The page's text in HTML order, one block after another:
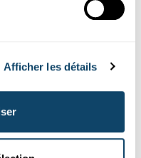
Afficher les détails
l’enseignement
2018-2021